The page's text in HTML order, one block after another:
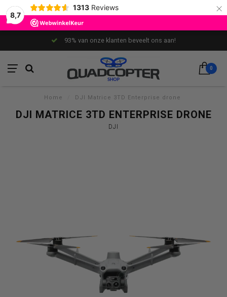
8,7
1313 Reviews ×
93% van onze klanten beveelt ons aan!
0
Home DJI Matrice 3TD Enterprise drone
DJI MATRICE 3TD ENTERPRISE DRONE
DJI